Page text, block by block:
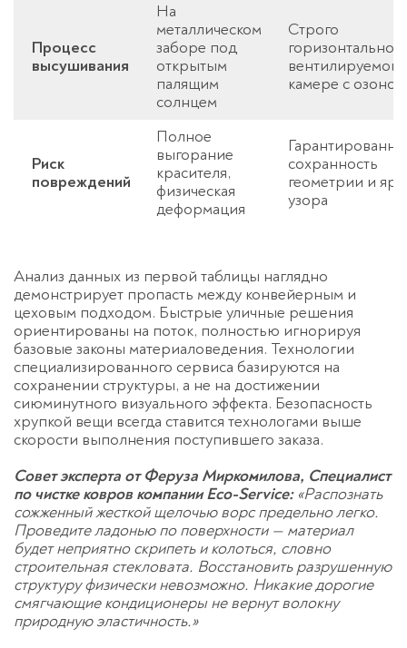
Процесс
высушивания
На
металлическом
заборе под
открытым
палящим
солнцем
Строго
горизонтально в
вентилируемой
камере с озоном
Риск
повреждений
Полное
выгорание
красителя,
физическая
деформация
сохранность
геометрии и
узора
Анализ данных из первой таблицы наглядно
демонстрирует пропасть между конвейерным и
цеховым подходом. Быстрые уличные решения
ориентированы на поток, полностью игнорируя
базовые законы материаловедения. Технологии
специализированного сервиса базируются на
сохранении структуры, а не на достижении
сиюминутного визуального эффекта. Безопасность
хрупкой вещи всегда ставится технологами выше
скорости выполнения поступившего заказа.
Совет эксперта от Феруза Миркомилова, Специалист
по чистке ковров компании Eco-Service:«Распознать
сожженный жесткой щелочью ворс предельно легко.
Проведите ладонью по поверхности — материал
будет неприятно скрипеть и колоться, словно
строительная стекловата. Восстановить разрушенную
структуру физически невозможно. Никакие дорогие
смягчающие кондиционеры не вернут волокну
природную эластичность.»
Оставьте заявку
перезвоним в течение 3-х минут